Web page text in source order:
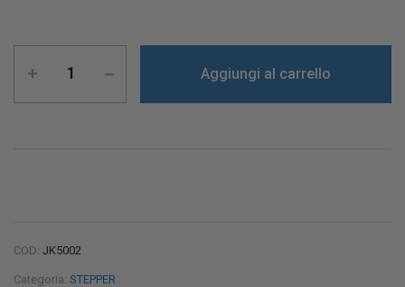
Aggiungi al carrello
COD: JK5002
Categoria: STEPPER